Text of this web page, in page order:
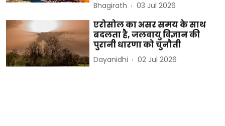
Bhagirath 03 Jul 2026
एरोसोल का असर समय के साथ
बदलता है, जलवायु विज्ञान की
पुरानी धारणा को चुनौती
Dayanidhi 02 Jul 2026